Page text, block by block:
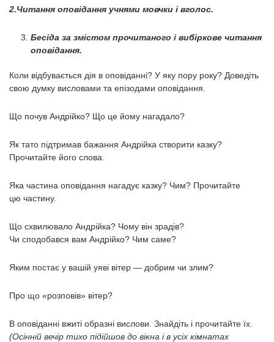
2.Читання оповідання учнями мовчки і вголос.
Бесіда за змістом прочитаного і вибіркове читання
оповідання.
Коли відбувається дія в оповіданні? У яку пору року? До­ведіть
свою думку висловами та епізодами оповідання.
Що почув Андрійко? Що це йому нагадало?
Як тато підтримав бажання Андрійка створити казку?
Прочитайте його слова.
Яка частина оповідання нагадує казку? Чим? Прочитайте
цю частину.
Що схвилювало Андрійка? Чому він зрадів?
Чи сподобався вам Андрійко? Чим саме?
Яким постає у вашій уяві вітер — добрим чи злим?
Про що «розповів» вітер?
В оповіданні вжиті образні вислови. Знайдіть і прочитайте їх.
(Осінній вечір тихо підійшов до вікна і в усіх кімнатах